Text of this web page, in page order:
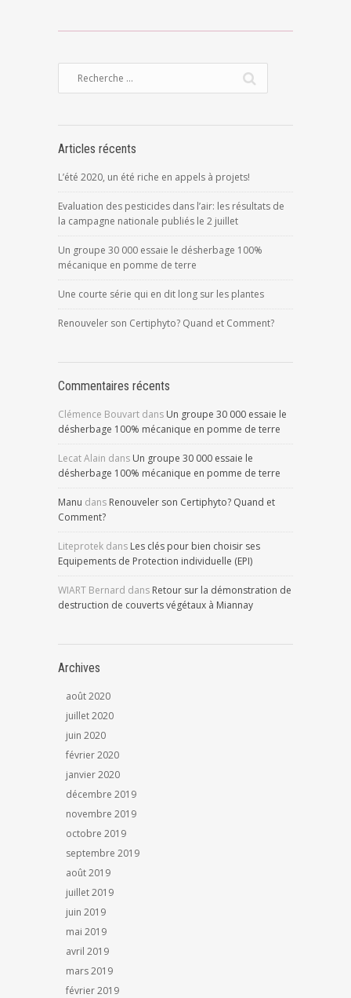
Articles récents
L’été 2020, un été riche en appels à projets!
Evaluation des pesticides dans l’air: les résultats de
la campagne nationale publiés le 2 juillet
Un groupe 30 000 essaie le désherbage 100%
mécanique en pomme de terre
Une courte série qui en dit long sur les plantes
Renouveler son Certiphyto? Quand et Comment?
Commentaires récents
Clémence Bouvart dans Un groupe 30 000 essaie le
désherbage 100% mécanique en pomme de terre
Lecat Alain dans Un groupe 30 000 essaie le
désherbage 100% mécanique en pomme de terre
Manu dans Renouveler son Certiphyto? Quand et
Comment?
Liteprotek dans Les clés pour bien choisir ses
Equipements de Protection individuelle (EPI)
WIART Bernard dans Retour sur la démonstration de
destruction de couverts végétaux à Miannay
Archives
août 2020
juillet 2020
juin 2020
février 2020
janvier 2020
décembre 2019
novembre 2019
octobre 2019
septembre 2019
août 2019
juillet 2019
juin 2019
mai 2019
avril 2019
mars 2019
février 2019